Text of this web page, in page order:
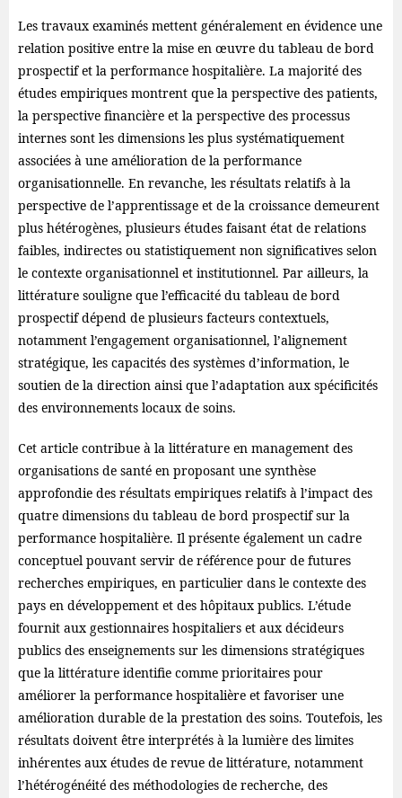
Les travaux examinés mettent généralement en évidence une
relation positive entre la mise en œuvre du tableau de bord
prospectif et la performance hospitalière. La majorité des
études empiriques montrent que la perspective des patients,
la perspective financière et la perspective des processus
internes sont les dimensions les plus systématiquement
associées à une amélioration de la performance
organisationnelle. En revanche, les résultats relatifs à la
perspective de l’apprentissage et de la croissance demeurent
plus hétérogènes, plusieurs études faisant état de relations
faibles, indirectes ou statistiquement non significatives selon
le contexte organisationnel et institutionnel. Par ailleurs, la
littérature souligne que l’efficacité du tableau de bord
prospectif dépend de plusieurs facteurs contextuels,
notamment l’engagement organisationnel, l’alignement
stratégique, les capacités des systèmes d’information, le
soutien de la direction ainsi que l’adaptation aux spécificités
des environnements locaux de soins.
Cet article contribue à la littérature en management des
organisations de santé en proposant une synthèse
approfondie des résultats empiriques relatifs à l’impact des
quatre dimensions du tableau de bord prospectif sur la
performance hospitalière. Il présente également un cadre
conceptuel pouvant servir de référence pour de futures
recherches empiriques, en particulier dans le contexte des
pays en développement et des hôpitaux publics. L’étude
fournit aux gestionnaires hospitaliers et aux décideurs
publics des enseignements sur les dimensions stratégiques
que la littérature identifie comme prioritaires pour
améliorer la performance hospitalière et favoriser une
amélioration durable de la prestation des soins. Toutefois, les
résultats doivent être interprétés à la lumière des limites
inhérentes aux études de revue de littérature, notamment
l’hétérogénéité des méthodologies de recherche, des